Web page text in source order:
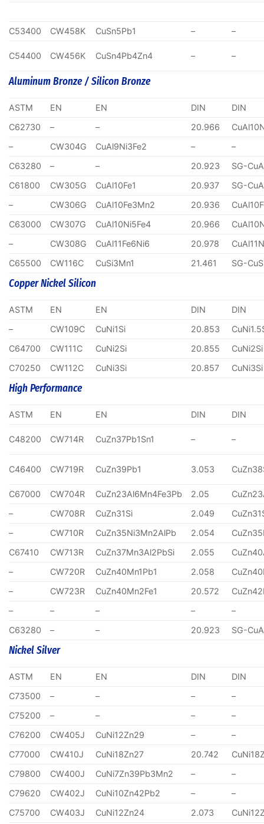
C53400 CW458K CuSn5Pb1 – –
C54400 CW456K CuSn4Pb4Zn4 – –
Aluminum Bronze / Silicon Bronze
ASTM EN EN DIN
DIN
C62730
– – 20.966
–
CW304G CuAl9Ni3Fe2 –
–
C63280
– – 20.923
SG-
C61800
CW305G CuAl10Fe1 20.937
SG-
–
CW306G CuAl10Fe3Mn2 20.936
C63000
CW307G CuAl10Ni5Fe4 20.966
–
CW308G CuAl11Fe6Ni6 20.978
C65500
CW116C CuSi3Mn1 21.461 SG-
Copper Nickel Silicon
ASTM EN EN DIN
DIN
–
CW109C CuNi1Si 20.853
C64700
CW111C CuNi2Si 20.855
CuNi2Si
C70250
CW112C CuNi3Si 20.857 CuNi3Si
High Performance
ASTM EN EN DIN DIN
C48200 CW714R CuZn37Pb1Sn1 – –
C46400 CW719R CuZn39Pb1 3.053
C67000 CW704R CuZn23Al6Mn4Fe3Pb 2.05
–
CW708R CuZn31Si 2.049
–
CW710R CuZn35Ni3Mn2AlPb 2.054
C67410
CW713R CuZn37Mn3Al2PbSi 2.055
–
CW720R CuZn40Mn1Pb1 2.058
–
CW723R CuZn40Mn2Fe1 20.572
–
– – –
–
C63280
– – 20.923 SG-
Nickel Silver
ASTM EN EN DIN
DIN
C73500
– – –
–
C75200
– – –
–
C76200
CW405J CuNi12Zn29 –
–
C77000
CW410J CuNi18Zn27 20.742
C79800
CW400J CuNi7Zn39Pb3Mn2 –
–
C79620
CW402J CuNi10Zn42Pb2 –
–
C75700
CW403J CuNi12Zn24 2.073